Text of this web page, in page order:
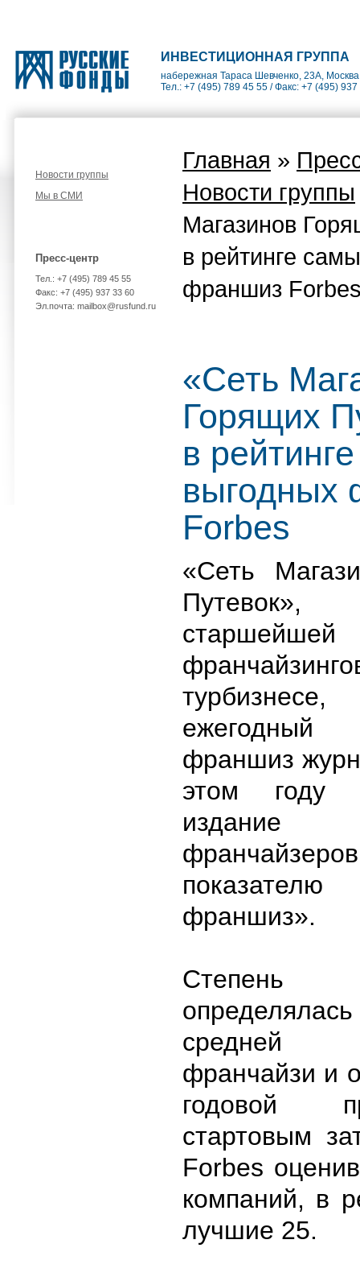
ИНВЕСТИЦИОННАЯ ГРУППА
набережная Тараса Шевченко, 23А,
Тел.: +7 (495) 789 45 55 / Факс: +7 (495)
Новости группы
Мы в СМИ
Пресс-центр
Тел.: +7 (495) 789 45 55
Факс: +7 (495) 937 33 60
Эл.почта: mailbox@rusfund.ru
Главная »
Новости группы
Магазинов
в рейтинге
франшиз
«Сеть
Горящих
в
выгодных
Forbes
«Сеть
Путевок»,
старшейшей
франшиз
этом году
издание
показателю
франшиз».
Степень
средней
франчайзи и
годовой
стартовым
Forbes
компаний, в
лучшие 25.